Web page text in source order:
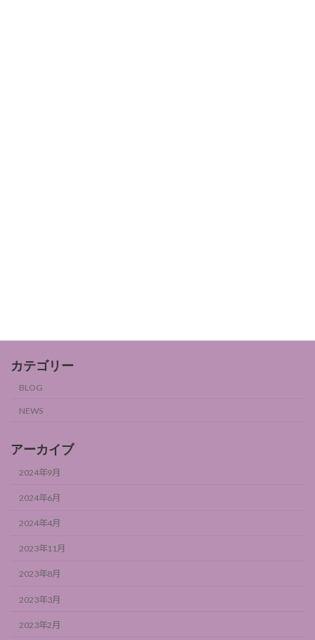
カテゴリー
BLOG
NEWS
アーカイブ
2024年9月
2024年6月
2024年4月
2023年11月
2023年8月
2023年3月
2023年2月